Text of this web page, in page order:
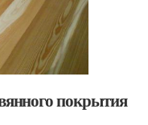
покрытия